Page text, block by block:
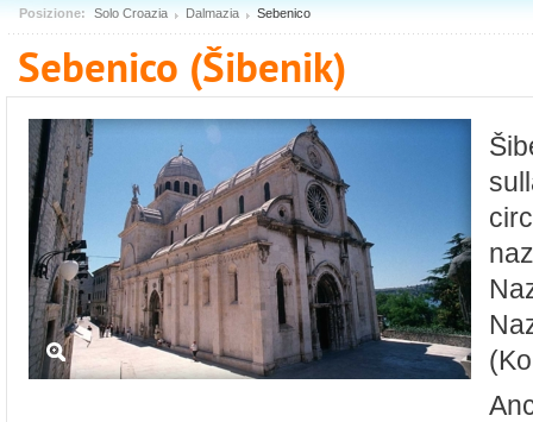
Posizione: Solo Croazia Dalmazia Sebenico
Sebenico (Šibenik)